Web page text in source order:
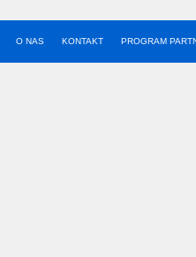
O NAS KONTAKT PROGRAM